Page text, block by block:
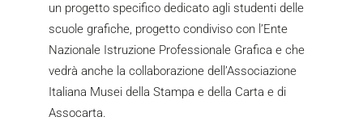
un progetto specifico dedicato agli studenti delle
scuole grafiche, progetto condiviso con l’Ente
Nazionale Istruzione Professionale Grafica e che
vedrà anche la collaborazione dell’Associazione
Italiana Musei della Stampa e della Carta e di
Assocarta.